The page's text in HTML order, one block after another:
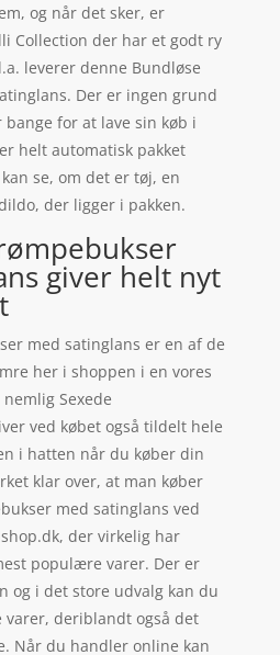
og når det sker, er
Collection der har et godt ry
leverer denne Bundløse
Der er ingen grund
for at lave sin køb i
helt automatisk pakket
se, om det er tøj, en
der ligger i pakken.
giver helt nyt
med satinglans er en af de
her i shoppen i en vores
Sexede
ved købet også tildelt hele
i hatten når du køber din
klar over, at man køber
med satinglans ved
der virkelig har
populære varer. Der er
og i det store udvalg kan du
deriblandt også det
Når du handler online kan